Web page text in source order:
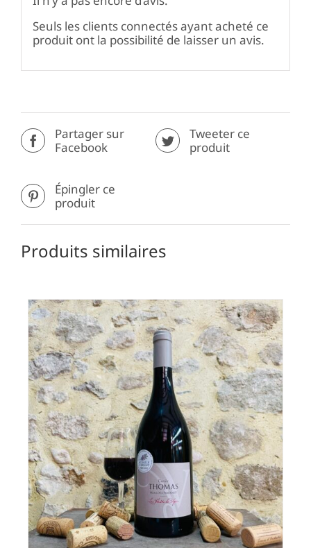
Seuls les clients connectés ayant acheté ce
produit ont la possibilité de laisser un avis.
Partager sur
Facebook
Tweeter ce
produit
Épingler ce
produit
Produits similaires